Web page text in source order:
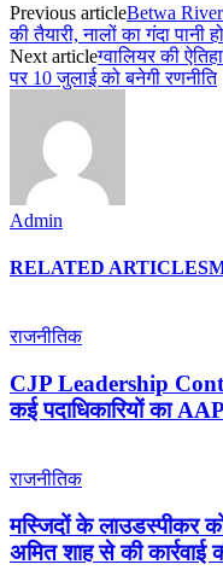
Previous articleBetwa
की तैयारी, नालों का गंदा पानी
Next articleग्वालियर की
पर 10 जुलाई को बनेगी रणनीति
Admin
RELATED ARTICLES
राजनीतिक
CJP Leadership
कई पदाधिकारियों का
राजनीतिक
मस्जिदों के लाउडस्पीकर
अमित शाह से की कार्रवाई